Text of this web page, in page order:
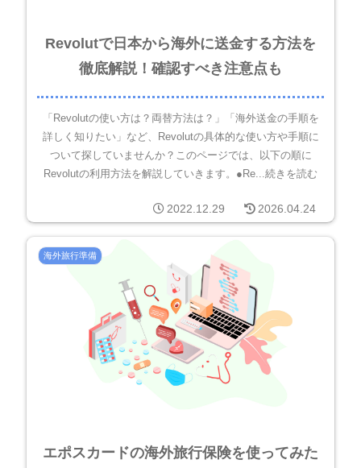
Revolutで日本から海外に送金する方法を
徹底解説！確認すべき注意点も
「Revolutの使い方は？両替方法は？」「海外送金の手順を
詳しく知りたい」など、Revolutの具体的な使い方や手順に
ついて探していませんか？このページでは、以下の順に
Revolutの利用方法を解説していきます。●Re...続きを読む
2022.12.29 2026.04.24
海外旅行準備
エポスカードの海外旅行保険を使ってみた